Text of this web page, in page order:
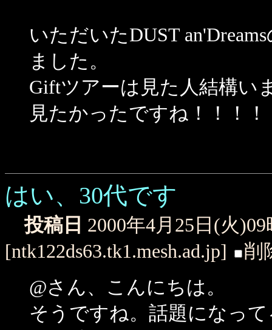
いただいたDUST
ました。
Giftツアーは見た人結構い
見たかったですね！！！！
はい、30代です
投稿日 2000年4月25日(火
[ntk122ds63.tk1.mesh.ad.jp]
削
@さん、こんにちは。
そうですね。話題になっ